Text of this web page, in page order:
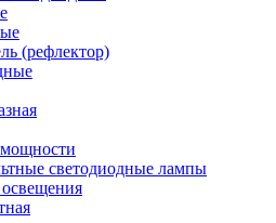
(рефлектор)
светодиодные лампы